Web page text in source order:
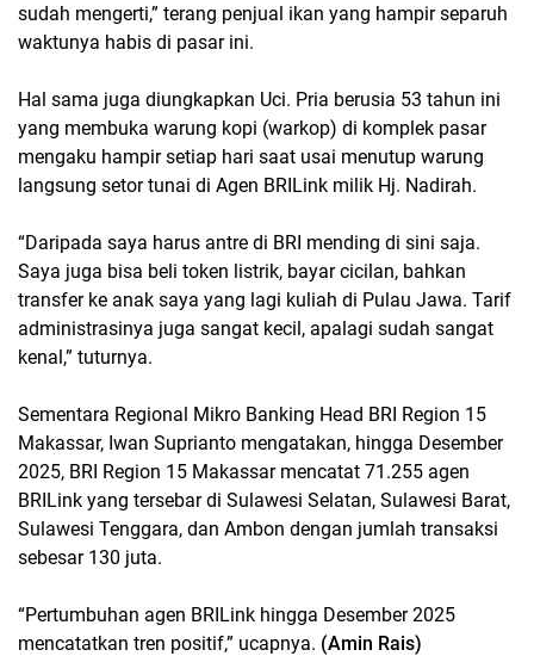
sudah mengerti,” terang penjual ikan yang hampir separuh
waktunya habis di pasar ini.
Hal sama juga diungkapkan Uci. Pria berusia 53 tahun ini
yang membuka warung kopi (warkop) di komplek pasar
mengaku hampir setiap hari saat usai menutup warung
langsung setor tunai di Agen BRILink milik Hj. Nadirah.
“Daripada saya harus antre di BRI mending di sini saja.
Saya juga bisa beli token listrik, bayar cicilan, bahkan
transfer ke anak saya yang lagi kuliah di Pulau Jawa. Tarif
administrasinya juga sangat kecil, apalagi sudah sangat
kenal,” tuturnya.
Sementara Regional Mikro Banking Head BRI Region 15
Makassar, Iwan Suprianto mengatakan, hingga Desember
2025, BRI Region 15 Makassar mencatat 71.255 agen
BRILink yang tersebar di Sulawesi Selatan, Sulawesi Barat,
Sulawesi Tenggara, dan Ambon dengan jumlah transaksi
sebesar 130 juta.
“Pertumbuhan agen BRILink hingga Desember 2025
mencatatkan tren positif,” ucapnya. (Amin Rais)